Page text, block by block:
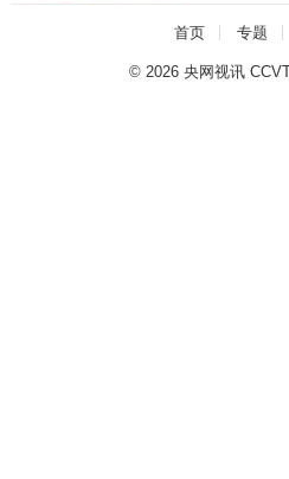
首页 专题
© 2026央网视讯